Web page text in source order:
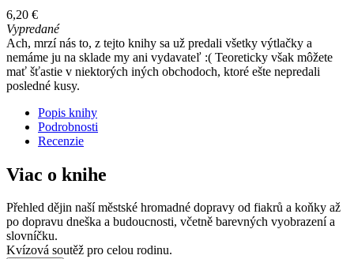
6,20 €
Vypredané
Ach, mrzí nás to, z tejto knihy sa už predali všetky výtlačky a
nemáme ju na sklade my ani vydavateľ :( Teoreticky však môžete
mať šťastie v niektorých iných obchodoch, ktoré ešte nepredali
posledné kusy.
Popis knihy
Podrobnosti
Recenzie
Viac o knihe
Přehled dějin naší městské hromadné dopravy od fiakrů a koňky až
po dopravu dneška a budoucnosti, včetně barevných vyobrazení a
slovníčku.
Kvízová soutěž pro celou rodinu.